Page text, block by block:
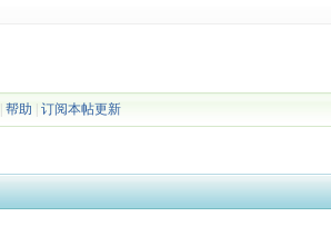
|帮助 |订阅本帖更新